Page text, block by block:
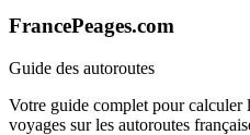
FrancePeages.com
Guide des autoroutes
Votre guide complet pour calculer
voyages sur les autoroutes